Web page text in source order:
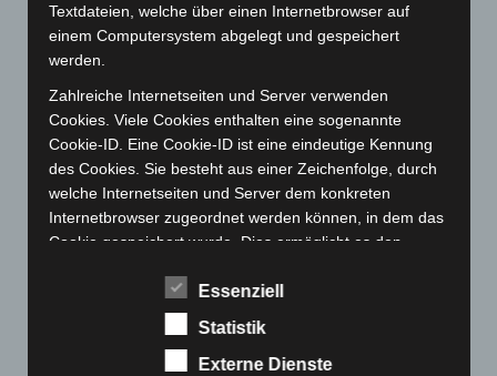
August 2022(166)
Juli 2022(133)
Mai 2022(177)
April 2022(198)
März 2022(221)
Februar 2022(189)
Januar 2022(190)
(204)
(215)
(171)
Textdateien, welche über einen Internetbrowser auf
einem Computersystem abgelegt und gespeichert
werden.
Zahlreiche Internetseiten und Server verwenden
Cookies. Viele Cookies enthalten eine sogenannte
Cookie-ID. Eine Cookie-ID ist eine eindeutige Kennung
des Cookies. Sie besteht aus einer Zeichenfolge, durch
welche Internetseiten und Server dem konkreten
Internetbrowser zugeordnet werden können, in dem das
Cookie gespeichert wurde. Dies ermöglicht es den
Browser der betroffenen Person von anderen
Internetbrowsern, die andere Cookies enthalten, zu
unterscheiden. Ein bestimmter Internetbrowser kann
über die eindeutige Cookie-ID wiedererkannt und
Essenziell
Statistik
Externe Dienste